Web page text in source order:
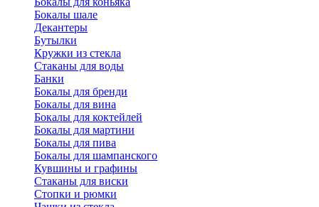
Бокалы шале
Декантеры
Бутылки
Кружки из стекла
Стаканы для воды
Банки
Бокалы для бренди
Бокалы для вина
Бокалы для коктейлей
Бокалы для мартини
Бокалы для пива
Бокалы для шампанского
Кувшины и графины
Стаканы для виски
Стопки и рюмки